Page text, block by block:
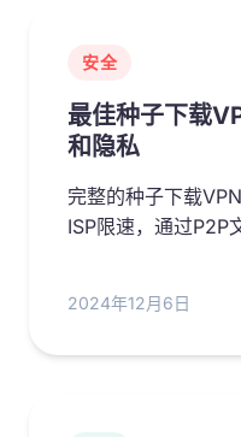
安全
最佳种子下载
和隐私
完整的种子下载
ISP限速，通过P2P
2024年12月6日